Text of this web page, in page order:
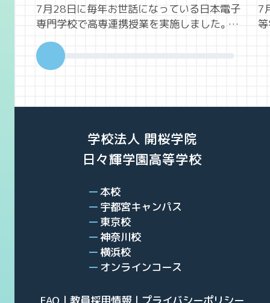
7月28日に毎年お世話になっている日本電子
専門学校で高専連携授業を実施しました。今
年の夏は「モバイルアプリケーション科」の講
義を体験。皆さんも使っているスマホのアプ
リを実際Macを使って作ってみました。難し
7
学校法人 開桜学院
日々輝学園高等学校
本校
宇都宮キャンパス
東京校
神奈川校
横浜校
オンラインコース